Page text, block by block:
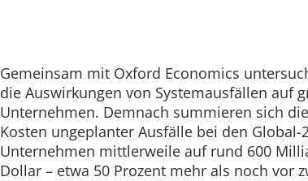
Gemeinsam mit Oxford Economics
die Auswirkungen von Systemausfällen auf
Unternehmen. Demnach summieren sich
Kosten ungeplanter Ausfälle bei den Global-
Unternehmen mittlerweile auf rund 600
Dollar – etwa 50 Prozent mehr als noch vor